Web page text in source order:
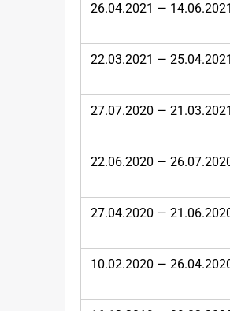
26.04.2021 —
22.03.2021 —
27.07.2020 —
22.06.2020 —
27.04.2020 —
10.02.2020 —